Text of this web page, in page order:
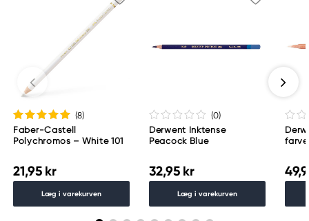
(8)
Faber-Castell
Polychromos – White 101
21,95 kr
Læg i varekurven
(0)
Derwent Inktense
Peacock Blue
32,95 kr
Læg i varekurven